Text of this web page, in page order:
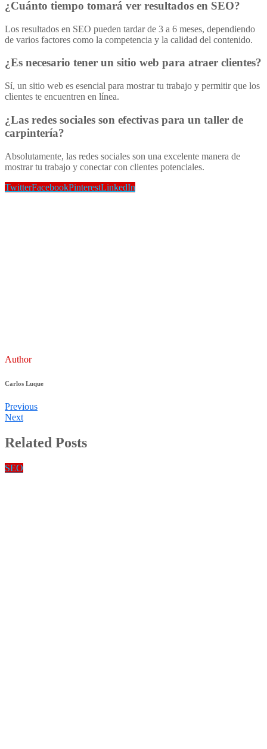
¿Cuánto tiempo tomará ver resultados en SEO?
Los resultados en SEO pueden tardar de 3 a 6 meses, dependiendo
de varios factores como la competencia y la calidad del contenido.
¿Es necesario tener un sitio web para atraer clientes?
Sí, un sitio web es esencial para mostrar tu trabajo y permitir que los
clientes te encuentren en línea.
¿Las redes sociales son efectivas para un taller de
carpintería?
Absolutamente, las redes sociales son una excelente manera de
mostrar tu trabajo y conectar con clientes potenciales.
TwitterFacebookPinterestLinkedIn
Author
Carlos Luque
Previous
Next
Related Posts
SEO